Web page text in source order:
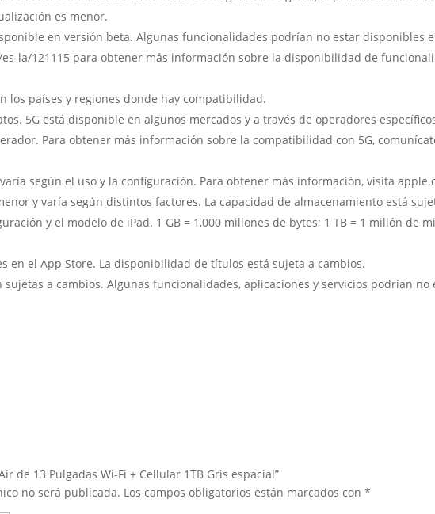
es menor.
en versión beta. Algunas funcionalidades podrían no estar disponibles
la/121115 para obtener más información sobre la disponibilidad de
los países y regiones donde hay compatibilidad.
5G está disponible en algunos mercados y a través de operadores
Para obtener más información sobre la compatibilidad con 5G,
según el uso y la configuración. Para obtener más información, visita
y varía según distintos factores. La capacidad de almacenamiento está
y el modelo de iPad. 1 GB = 1,000 millones de bytes; 1 TB = 1 millón de
en el App Store. La disponibilidad de títulos está sujeta a cambios.
sujetas a cambios. Algunas funcionalidades, aplicaciones y servicios podrían
de 13 Pulgadas Wi-Fi + Cellular 1TB Gris espacial”
no será publicada. Los campos obligatorios están marcados con*